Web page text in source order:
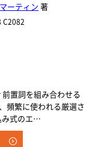
ーティン 著
C2082
置詞を組み合わせる
頻繁に使われる厳選さ
み式のエ…